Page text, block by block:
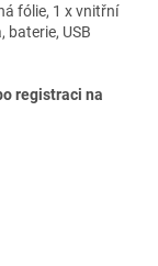
fólie, 1 x vnitřní
baterie, USB
registraci na